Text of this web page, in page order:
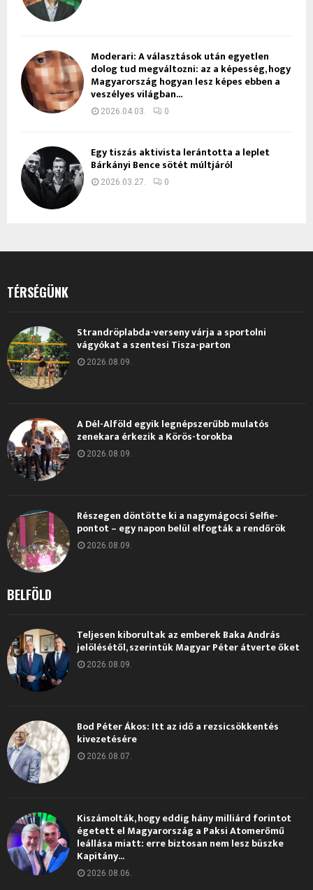
Moderari: A választások után egyetlen
dolog tud megváltozni: az a képesség, hogy
Magyarország hogyan lesz képes ebben a
veszélyes világban...
2026.04.03. 0
Egy tiszás aktivista lerántotta a leplet
Bárkányi Bence sötét múltjáról
2026.03.27. 0
TÉRSÉGÜNK
Strandröplabda-verseny várja a sportolni
vágyókat a szentesi Tisza-parton
2026.08.09.
A Dél-Alföld egyik legnépszerűbb mulatós
zenekara érkezik a Körös-torokba
2026.08.09.
Részegen döntötte ki a nagymágocsi Selfie-
pontot – egy napon belül elfogták a rendőrök
2026.08.09.
BELFÖLD
Teljesen kiborultak az emberek Baka András
jelölésétől, szerintük Magyar Péter átverte őket
2026.08.09.
Bod Péter Ákos: Itt az idő a rezsicsökkentés
kivezetésére
2026.08.07.
Kiszámolták, hogy eddig hány milliárd forintot
égetett el Magyarország a Paksi Atomerőmű
leállása miatt: erre biztosan nem lesz büszke
Kapitány...
2026.08.06.